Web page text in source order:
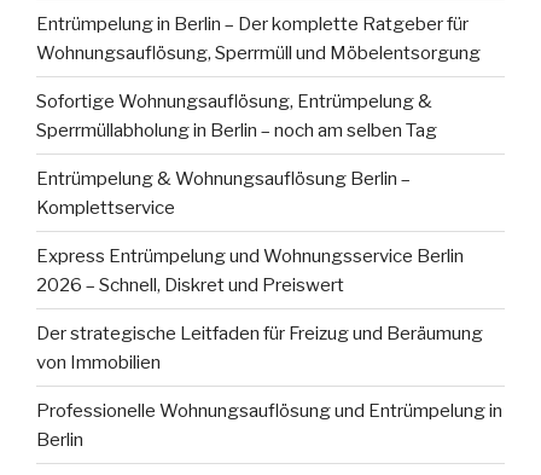
Entrümpelung in Berlin – Der komplette Ratgeber für
Wohnungsauflösung, Sperrmüll und Möbelentsorgung
Sofortige Wohnungsauflösung, Entrümpelung &
Sperrmüllabholung in Berlin – noch am selben Tag
Entrümpelung & Wohnungsauflösung Berlin –
Komplettservice
Express Entrümpelung und Wohnungsservice Berlin
2026 – Schnell, Diskret und Preiswert
Der strategische Leitfaden für Freizug und Beräumung
von Immobilien
Professionelle Wohnungsauflösung und Entrümpelung in
Berlin